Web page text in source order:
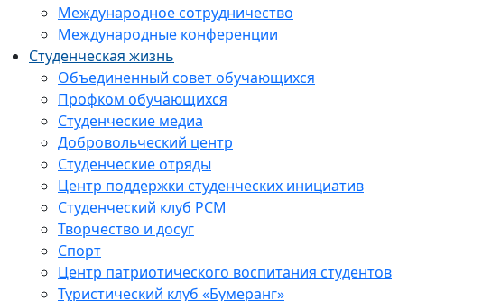
Международное сотрудничество
Международные конференции
Студенческая жизнь
Объединенный совет обучающихся
Профком обучающихся
Студенческие медиа
Добровольческий центр
Студенческие отряды
Центр поддержки студенческих инициатив
Студенческий клуб РСМ
Творчество и досуг
Спорт
Центр патриотического воспитания студентов
Туристический клуб «Бумеранг»